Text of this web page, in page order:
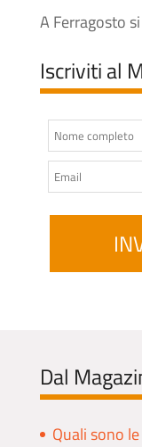
A Ferragosto
Iscriviti al
Dal
Quali sono